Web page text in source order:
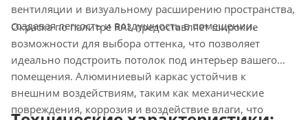
вентиляции и визуальному расширению пространства,
создавая легкость и воздушность в помещении.
Окраска по палитре RAL предоставляет широкие
возможности для выбора оттенка, что позволяет
идеально подстроить потолок под интерьер вашего
помещения. Алюминиевый каркас устойчив к
внешним воздействиям, таким как механические
повреждения, коррозия и воздействие влаги, что